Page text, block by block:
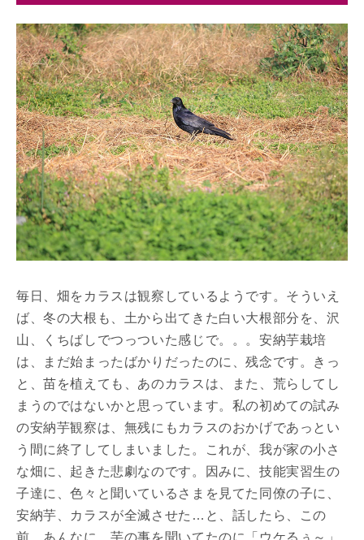
毎日、畑をカラスは観察しているようです。そういえ
ば、冬の大根も、土から出てきた白い大根部分を、沢
山、くちばしでつっついた感じで。。。安納芋栽培
は、まだ始まったばかりだったのに、残念です。きっ
と、苗を植えても、あのカラスは、また、荒らしてし
まうのではないかと思っています。私の初めての試み
の安納芋観察は、無残にもカラスのおかげであっとい
う間に終了してしまいました。これが、我が家の小さ
な畑に、起きた悲劇なのです。因みに、技能実習生の
子達に、色々と聞いているさまを見てた同僚の子に、
安納芋、カラスが全滅させた…と、話したら、この
前、あんなに、芋の事を聞いてたのに「ウケるぅ～」